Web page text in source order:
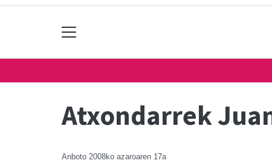
Atxondarrek
Anboto 2008ko azaroaren 17a